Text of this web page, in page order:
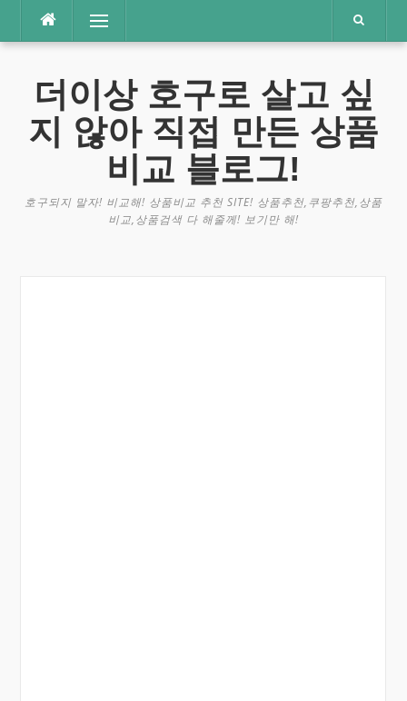
츠
메뉴
더이상 호구로 살고 싶
지 않아 직접 만든 상품
비교 블로그!
호구되지 말자! 비교해! 상품비교 추천 SITE! 상품추천,쿠팡추천,상품
비교,상품검색 다 해줄께! 보기만 해!